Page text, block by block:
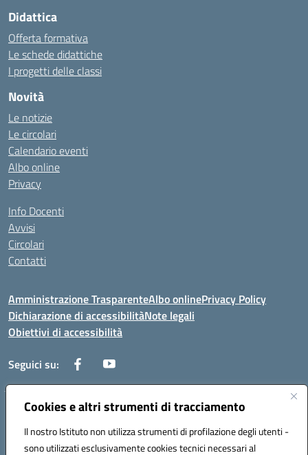
Cookies e altri strumenti di tracciamento
Il nostro Istituto non utilizza strumenti di profilazione degli utenti -
sono utilizzati esclusivamente cookies tecnici necessari al
Didattica
Offerta formativa
Le schede didattiche
I progetti delle classi
Novità
Le notizie
Le circolari
Calendario eventi
Albo online
Privacy
Info Docenti
Avvisi
Circolari
Contatti
Amministrazione TrasparenteAlbo onlinePrivacy Policy
Dichiarazione di accessibilitàNote legali
Obiettivi di accessibilità
Seguici su:
Corso Roma, 1 71100 FOGGIA (FG)
Codice meccanografico: FGPM03000E